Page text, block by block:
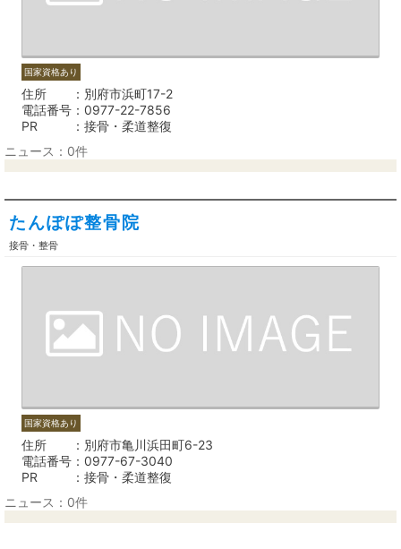
国家資格あり
住所
別府市浜町17-2
電話番号
0977-22-7856
PR
接骨・柔道整復
ニュース：0件
たんぽぽ整骨院
接骨・整骨
国家資格あり
住所
別府市亀川浜田町6-23
電話番号
0977-67-3040
PR
接骨・柔道整復
ニュース：0件